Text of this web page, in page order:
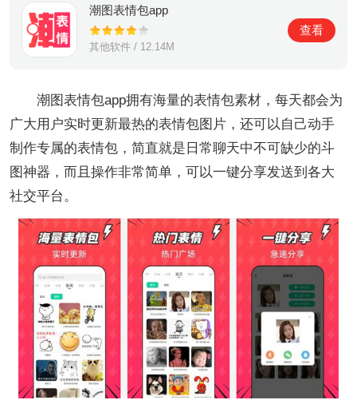
潮图表情包app
其他软件 / 12.14M
查看
潮图表情包app拥有海量的表情包素材，每天都会为
广大用户实时更新最热的表情包图片，还可以自己动手
制作专属的表情包，简直就是日常聊天中不可缺少的斗
图神器，而且操作非常简单，可以一键分享发送到各大
社交平台。